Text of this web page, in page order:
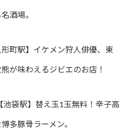
酒場。
町駅】イケメン狩人俳優、東
が味わえるジビエのお店！
池袋駅】替え玉1玉無料！辛子高
多豚骨ラーメン。